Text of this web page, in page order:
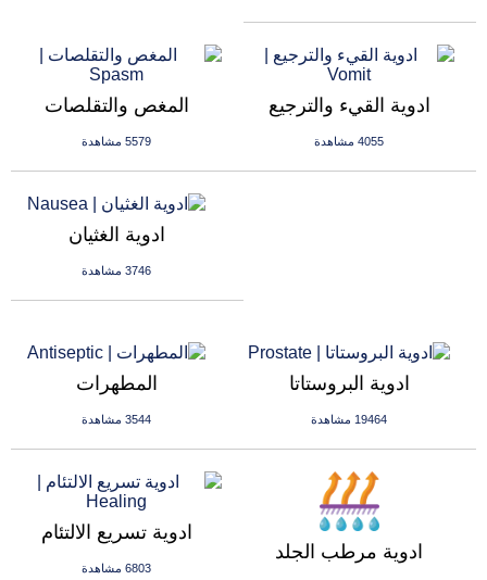
المغص والتقلصات
5579 مشاهدة
ادوية القيء والترجيع
4055 مشاهدة
ادوية الغثيان
3746 مشاهدة
المطهرات
3544 مشاهدة
ادوية البروستاتا
19464 مشاهدة
ادوية تسريع الالتئام
6803 مشاهدة
ادوية مرطب الجلد